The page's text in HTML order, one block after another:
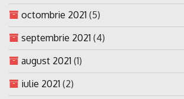
octombrie 2021 (5)
septembrie 2021 (4)
august 2021 (1)
iulie 2021 (2)